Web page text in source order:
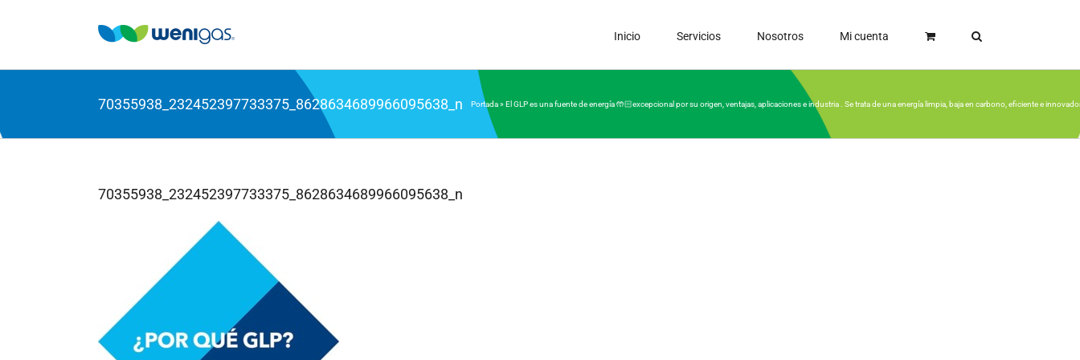
Inicio Servicios Nosotros Mi cuenta
70355938_232452397733375_8628634689966095638_n Portada»El GLP es una fuente de energía 🤲🏻excepcional por su origen, ventajas, aplicaciones e industria . Se trata de una energía limpia, baja en carbono, eficiente e
70355938_232452397733375_8628634689966095638_n